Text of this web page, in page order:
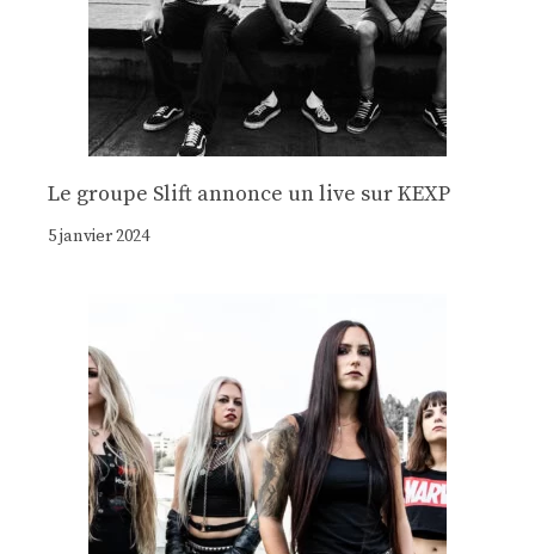
Le groupe Slift annonce un live sur KEXP
5 janvier 2024